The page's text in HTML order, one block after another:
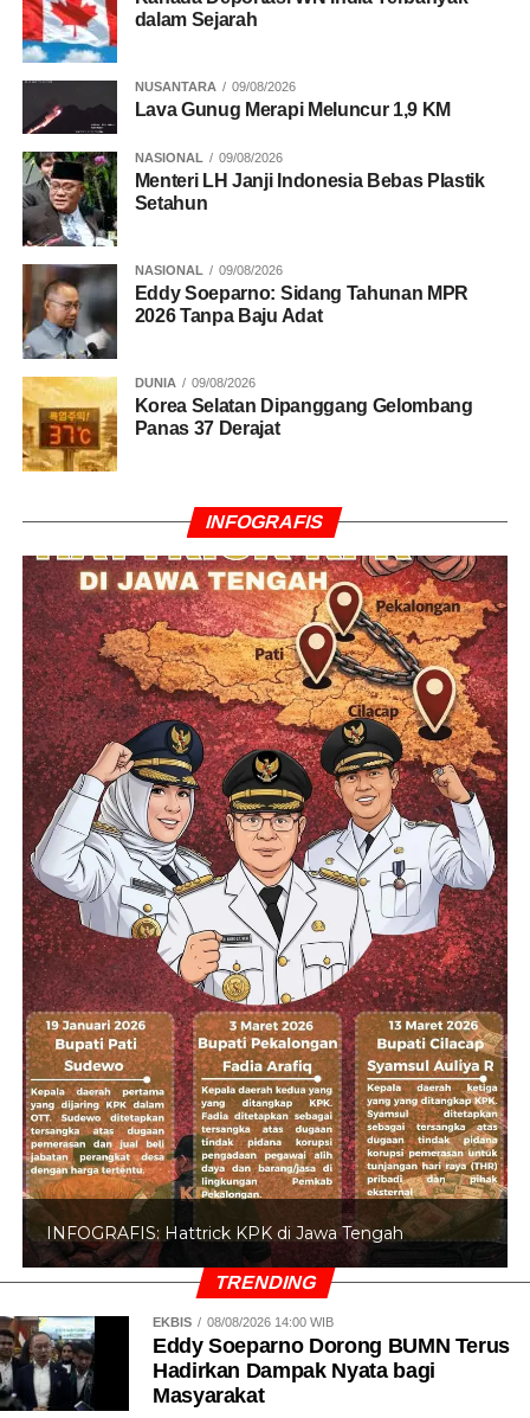
dalam Sejarah
NUSANTARA 09/08/2026
Lava Gunug Merapi Meluncur 1,9 KM
NASIONAL 09/08/2026
Menteri LH Janji Indonesia Bebas Plastik
Setahun
NASIONAL 09/08/2026
Eddy Soeparno: Sidang Tahunan MPR
2026 Tanpa Baju Adat
DUNIA 09/08/2026
Korea Selatan Dipanggang Gelombang
Panas 37 Derajat
INFOGRAFIS
INFOGRAFIS: Hattrick KPK di Jawa Tengah
TRENDING
EKBIS 08/08/2026 14:00 WIB
Eddy Soeparno Dorong BUMN Terus
Hadirkan Dampak Nyata bagi
Masyarakat